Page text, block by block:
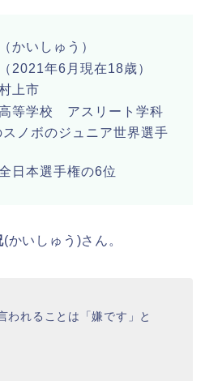
かいしゅう）
2021年6月現在18歳）
上市
等学校 アスリート学科
ノボのジュニア世界選手
日本選手権の6位
(かいしゅう)さん。
われることは「嫌です」と